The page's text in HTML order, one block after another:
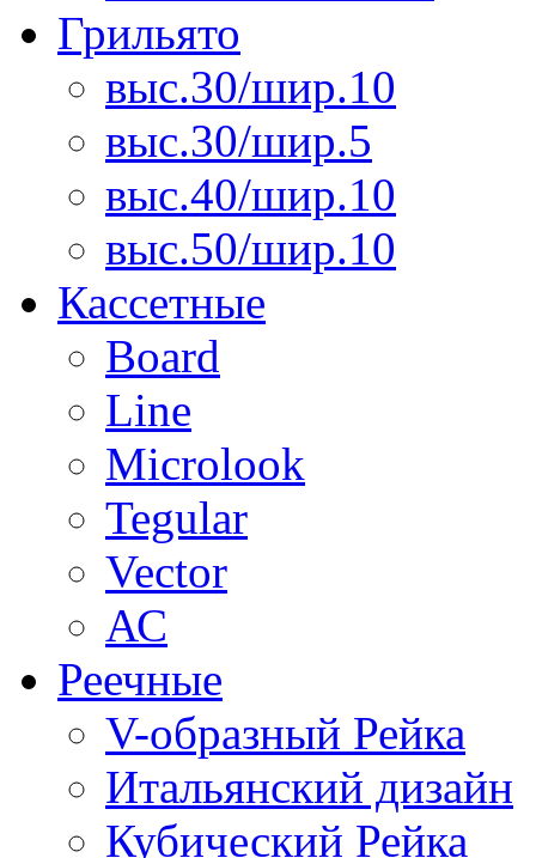
Грильято
выс.30/шир.10
выс.30/шир.5
выс.40/шир.10
выс.50/шир.10
Кассетные
Board
Line
Microlook
Tegular
Vector
АС
Реечные
V-образный Рейка
Итальянский дизайн
Кубический Рейка